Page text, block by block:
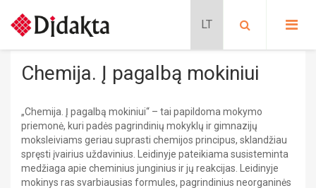
Lavinančios kortelės
Kalbų mokymas
Schubi ToGo kortelės
Lavinančios priemonės
Nikitino sistema
Pradinis ugdymas
PRATYBŲ SĄSIUVINIAI
METODINĖS PRIEMONĖS
MOKOMIEJI PLAKATAI
DALIJAMOJI MEDŽIAGA
PASIRINKITE KATEGORIJĄ:
GIMNAZIJA
BIOLOGIJA
Chemija. Į pagalbą mokiniui
„Chemija. Į pagalbą mokiniui“ – tai papildoma mokymo
priemonė, kuri padės pagrindinių mokyklų ir gimnazijų
moksleiviams geriau suprasti chemijos principus, sklandžiau
spręsti įvairius uždavinius. Leidinyje pateikiama susisteminta
medžiaga apie cheminius junginius ir jų reakcijas. Leidinyje
mokinys ras svarbiausias formules, pagrindinius neorganinės